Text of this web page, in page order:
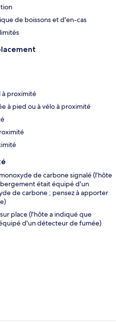
de boissons et d'en-cas
à proximité
à pied ou à vélo à proximité
de carbone signalé (l'hôte
était équipé d'un
de carbone ; pensez à apporter
place (l'hôte a indiqué que
d'un détecteur de fumée)